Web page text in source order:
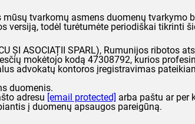
tvarkomų asmens duomenų tvarkymo
versiją, todėl turėtumėte periodiškai tikrinti
ȘI ASOCIAȚII SPARL), Rumunijos ribotos
mokėtojo kodą 47308792, kurios
advokatų kontoros įregistravimas
duomenis.
adresu [email protected] arba paštu ar per
į duomenų apsaugos pareigūną.